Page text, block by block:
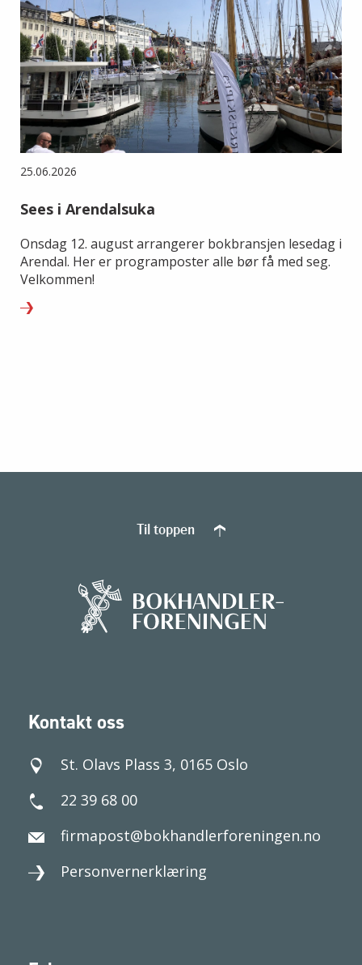
25.06.2026
Sees i Arendalsuka
Onsdag 12. august arrangerer bokbransjen lesedag i
Arendal. Her er programposter alle bør få med seg.
Velkommen!
Kontakt oss
St. Olavs Plass 3, 0165 Oslo
22 39 68 00
firmapost@bokhandlerforeningen.no
Personvernerklæring
Til toppen